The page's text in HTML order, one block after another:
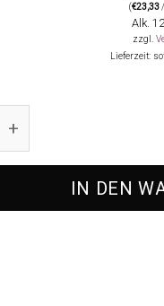
(€23,33/
Alk.
zzgl.
Lieferzeit:
Sekt Brut,
IN DEN